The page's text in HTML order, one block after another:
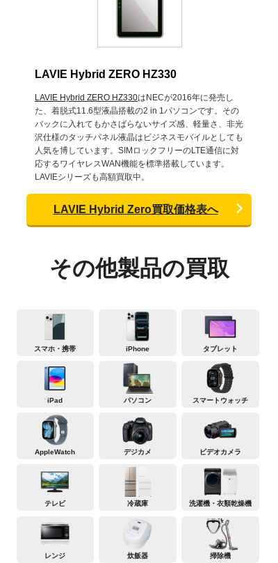
LAVIE Hybrid ZERO HZ330
LAVIE Hybrid ZERO HZ330はNECが2016年に発売し
た、着脱式11.6型液晶搭載の2 in 1パソコンです。その
バックに入れてもかさばらないサイズ感、軽量さ、非光
沢仕様のタッチパネル液晶はビジネスモバイルとしても
人気を博しています。SIMロックフリーのLTE通信に対
応するワイヤレスWAN機能を標準搭載しています。
LAVIEシリーズも高額買取中。
LAVIE Hybrid Zero買取価格表へ
その他製品の買取
スマホ・携帯 iPhone タブレット
iPad パソコン スマートウォッチ
AppleWatch デジカメ ビデオカメラ
テレビ 冷蔵庫 洗濯機・衣類乾燥機
レンジ 炊飯器 掃除機